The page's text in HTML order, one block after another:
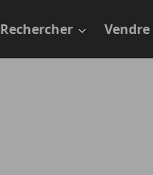
Rechercher Vendre